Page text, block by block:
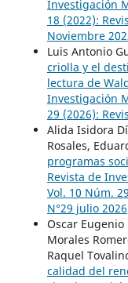
Investigación
18 (2022):
Noviembre
Luis Antonio
criolla y el
lectura de
Investigación
29 (2026):
Alida Isidora
Rosales,
programas
Revista de
Vol. 10 Núm.
N°29 julio 2026
Oscar
Morales
Raquel
calidad del